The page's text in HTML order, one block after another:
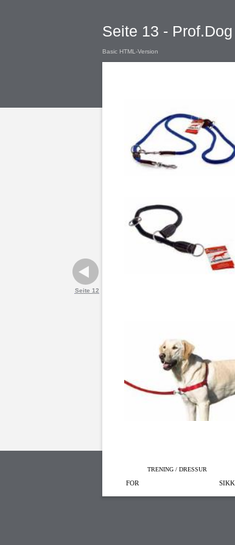
Seite 13 -
Basic HTML-Version
Seite 12
FOR
TRENING / DRESSUR